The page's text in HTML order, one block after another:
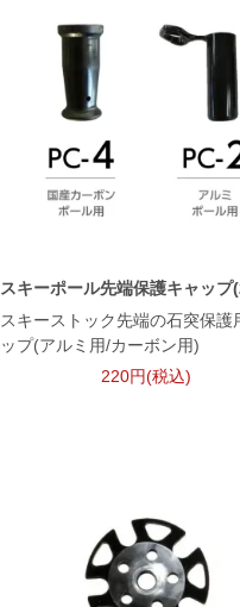
スキーポール先端保護キャップ
スキーストック先端の石突保護
ップ(アルミ用/カーボン用)
220円(税込)